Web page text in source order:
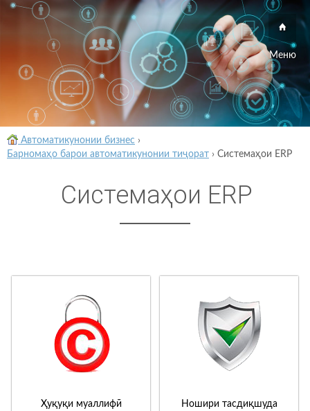
Меню
Автоматикунонии бизнес ›
Барномаҳо барои автоматикунонии тиҷорат › Системаҳои ERP
Системаҳои ERP
Ҳуқуқи муаллифӣ Ношири тасдиқшуда